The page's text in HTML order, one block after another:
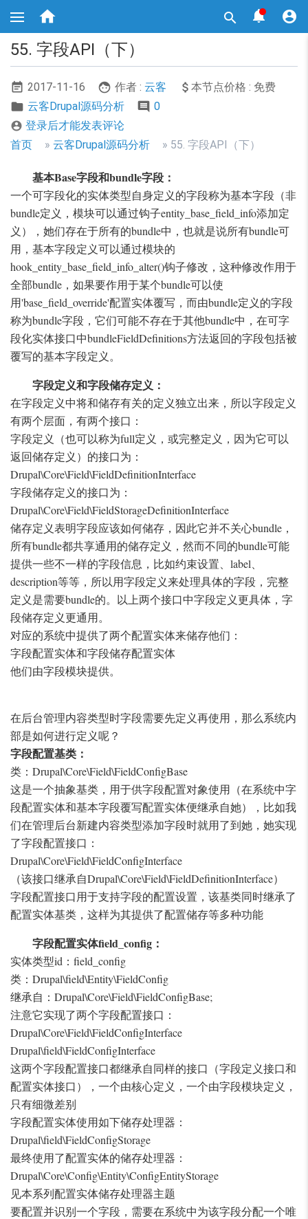
转
容
 


55. 字段API（下）
2017-11-16 作者 : 云客
本节点价格 : 免费
云客Drupal源码分析
0
 登录后才能发表评论
面
屑
导
航
首页 云客Drupal源码分析 55. 字段API（下）
基本Base字段和bundle字段：
一个可字段化的实体类型自身定义的字段称为基本字段（非
bundle定义，模块可以通过钩子entity_base_field_info添加定
义），她们存在于所有的bundle中，也就是说所有bundle可
用，基本字段定义可以通过模块的
hook_entity_base_field_info_alter()钩子修改，这种修改作用于
全部bundle，如果要作用于某个bundle可以使
用'base_field_override'配置实体覆写，而由bundle定义的字段
称为bundle字段，它们可能不存在于其他bundle中，在可字
段化实体接口中bundleFieldDefinitions方法返回的字段包括被
覆写的基本字段定义。
字段定义和字段储存定义：
在字段定义中将和储存有关的定义独立出来，所以字段定义
有两个层面，有两个接口：
字段定义（也可以称为full定义，或完整定义，因为它可以
返回储存定义）的接口为：
Drupal\Core\Field\FieldDefinitionInterface
字段储存定义的接口为：
Drupal\Core\Field\FieldStorageDefinitionInterface
储存定义表明字段应该如何储存，因此它并不关心bundle，
所有bundle都共享通用的储存定义，然而不同的bundle可能
提供一些不一样的字段信息，比如约束设置、label、
description等等，所以用字段定义来处理具体的字段，完整
定义是需要bundle的。以上两个接口中字段定义更具体，字
段储存定义更通用。
对应的系统中提供了两个配置实体来储存他们：
字段配置实体和字段储存配置实体
他们由字段模块提供。
在后台管理内容类型时字段需要先定义再使用，那么系统内
部是如何进行定义呢？
字段配置基类：
类：Drupal\Core\Field\FieldConfigBase
这是一个抽象基类，用于供字段配置对象使用（在系统中字
段配置实体和基本字段覆写配置实体便继承自她），比如我
们在管理后台新建内容类型添加字段时就用了到她，她实现
了字段配置接口：
Drupal\Core\Field\FieldConfigInterface
（该接口继承自Drupal\Core\Field\FieldDefinitionInterface）
字段配置接口用于支持字段的配置设置，该基类同时继承了
配置实体基类，这样为其提供了配置储存等多种功能
字段配置实体field_config：
实体类型id：field_config
类：Drupal\field\Entity\FieldConfig
继承自：Drupal\Core\Field\FieldConfigBase;
注意它实现了两个字段配置接口：
Drupal\Core\Field\FieldConfigInterface
Drupal\field\FieldConfigInterface
这两个字段配置接口都继承自同样的接口（字段定义接口和
配置实体接口），一个由核心定义，一个由字段模块定义，
只有细微差别
字段配置实体使用如下储存处理器：
Drupal\field\FieldConfigStorage
最终使用了配置实体的储存处理器：
Drupal\Core\Config\Entity\ConfigEntityStorage
见本系列配置实体储存处理器主题
要配置并识别一个字段，需要在系统中为该字段分配一个唯